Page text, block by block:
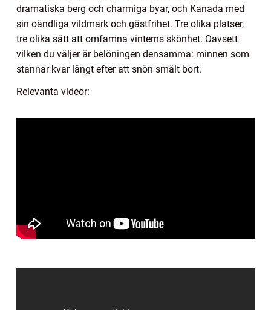
dramatiska berg och charmiga byar, och Kanada med
sin oändliga vildmark och gästfrihet. Tre olika platser,
tre olika sätt att omfamna vinterns skönhet. Oavsett
vilken du väljer är belöningen densamma: minnen som
stannar kvar långt efter att snön smält bort.
Relevanta videor: